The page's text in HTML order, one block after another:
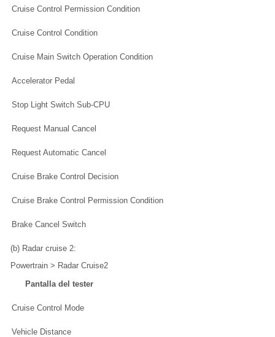
Cruise Control Permission Condition
Cruise Control Condition
Cruise Main Switch Operation Condition
Accelerator Pedal
Stop Light Switch Sub-CPU
Request Manual Cancel
Request Automatic Cancel
Cruise Brake Control Decision
Cruise Brake Control Permission Condition
Brake Cancel Switch
(b) Radar cruise 2:
Powertrain > Radar Cruise2
Pantalla del tester
Cruise Control Mode
Vehicle Distance